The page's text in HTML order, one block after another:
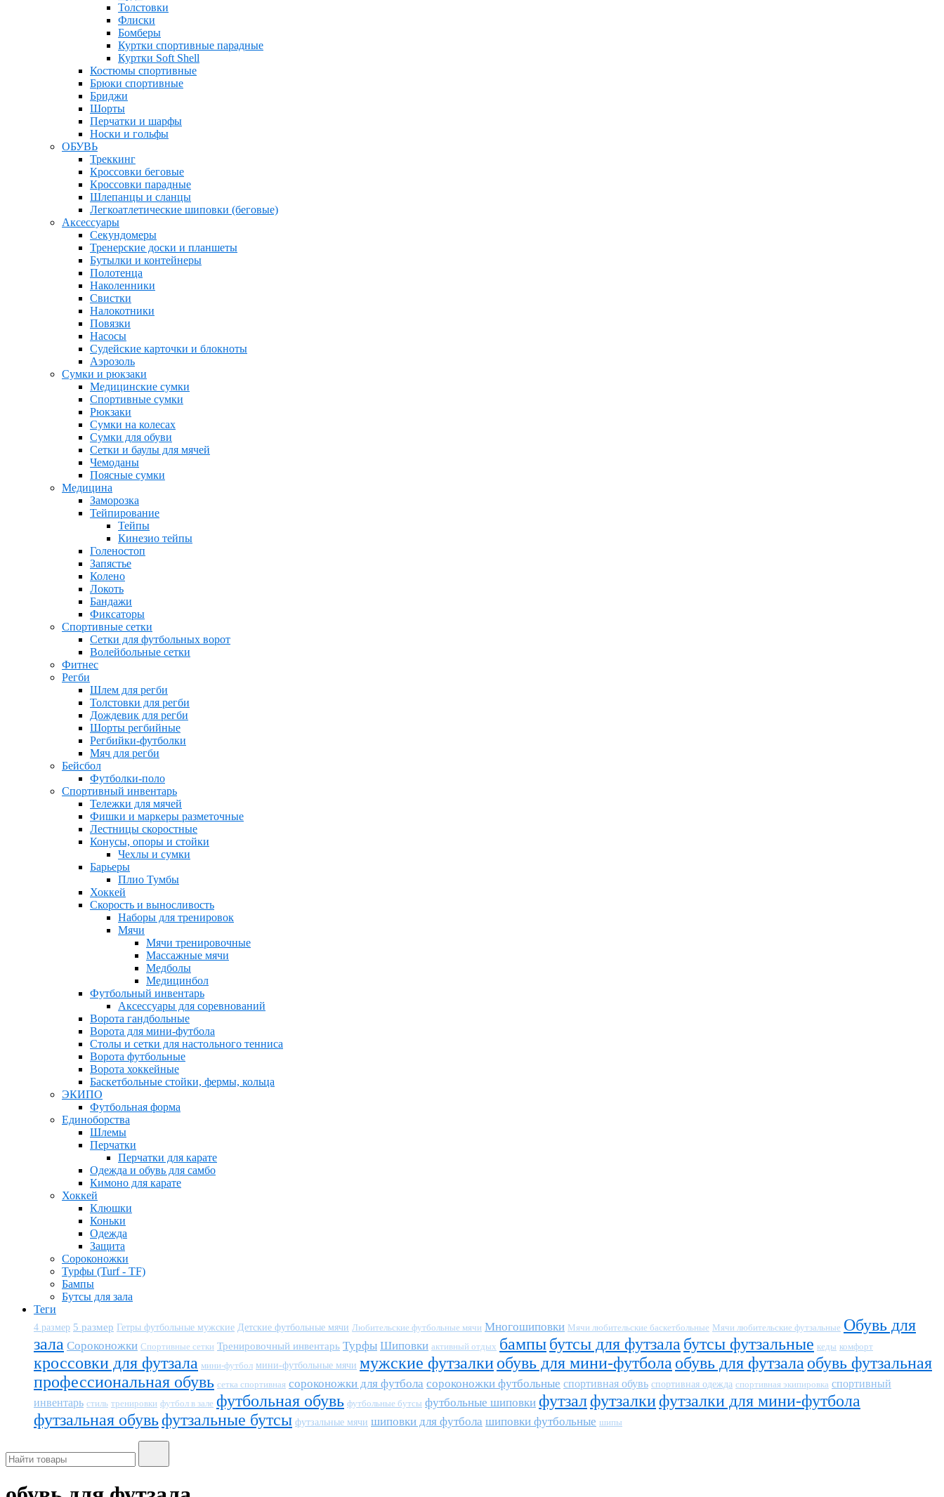
Толстовки
Флиски
Бомберы
Куртки спортивные парадные
Куртки Soft Shell
Костюмы спортивные
Брюки спортивные
Бриджи
Шорты
Перчатки и шарфы
Носки и гольфы
ОБУВЬ
Треккинг
Кроссовки беговые
Кроссовки парадные
Шлепанцы и сланцы
Легкоатлетические шиповки (беговые)
Аксессуары
Секундомеры
Тренерские доски и планшеты
Бутылки и контейнеры
Полотенца
Наколенники
Свистки
Налокотники
Повязки
Насосы
Судейские карточки и блокноты
Аэрозоль
Сумки и рюкзаки
Медицинские сумки
Спортивные сумки
Рюкзаки
Сумки на колесах
Сумки для обуви
Сетки и баулы для мячей
Чемоданы
Поясные сумки
Медицина
Заморозка
Тейпирование
Тейпы
Кинезио тейпы
Голеностоп
Запястье
Колено
Локоть
Бандажи
Фиксаторы
Спортивные сетки
Сетки для футбольных ворот
Волейбольные сетки
Фитнес
Регби
Шлем для регби
Толстовки для регби
Дождевик для регби
Шорты регбийные
Регбийки-футболки
Мяч для регби
Бейсбол
Футболки-поло
Спортивный инвентарь
Тележки для мячей
Фишки и маркеры разметочные
Лестницы скоростные
Конусы, опоры и стойки
Чехлы и сумки
Барьеры
Плио Тумбы
Хоккей
Скорость и выносливость
Наборы для тренировок
Мячи
Мячи тренировочные
Массажные мячи
Медболы
Медицинбол
Футбольный инвентарь
Аксессуары для соревнований
Ворота гандбольные
Ворота для мини-футбола
Столы и сетки для настольного тенниса
Ворота футбольные
Ворота хоккейные
Баскетбольные стойки, фермы, кольца
ЭКИПО
Футбольная форма
Единоборства
Шлемы
Перчатки
Перчатки для карате
Одежда и обувь для самбо
Кимоно для карате
Хоккей
Клюшки
Коньки
Одежда
Защита
Сороконожки
Турфы (Turf - TF)
Бампы
Бутсы для зала
Теги
4 размер 5 размер Гетры футбольные мужские Детские футбольные мячи Любительские футбольные мячи Многошиповки Мячи любительские баскетбольные Мячи любительские футзальные Обувь для
зала Сороконожки Спортивные сетки Тренировочный инвентарь Турфы Шиповки активный отдых бампыбутсы для футзала бутсы футзальные кеды комфорт
кроссовки для футзала мини-футбол мини-футбольные мячи мужские футзалкиобувь для мини-футбола обувь для футзала обувь футзальная
профессиональная обувь сетка спортивная сороконожки для футбола сороконожки футбольные спортивная обувь спортивная одежда спортивная экипировка спортивный
инвентарь стиль тренировки футбол в зале футбольная обувь футбольные бутсы футбольные шиповки футзалфутзалкифутзалки для мини-футбола
футзальная обувьфутзальные бутсы футзальные мячи шиповки для футбола шиповки футбольные шипы